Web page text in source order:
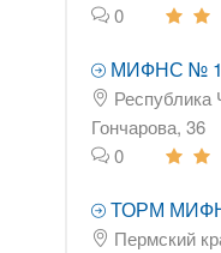
0
МИФНС № 1
Гончарова, 36
0
ТОРМ
Пермский